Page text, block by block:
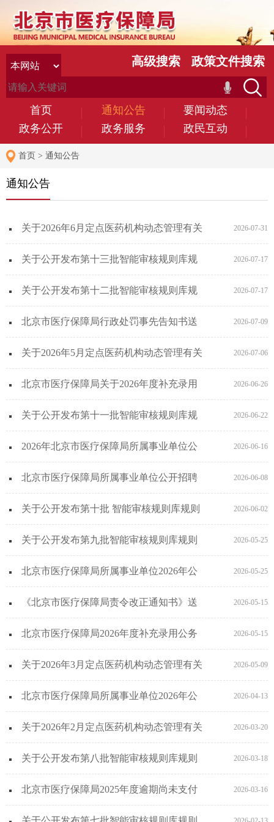
首页 通知公告
要闻动态
政务公开
政务服务 政民互动
高级搜索 政策文件搜索
首页 > 通知公告
通知公告
关于2026年6月定点医药机构动态管理有关
事项的通知
2026-07-31
关于公开发布第十三批智能审核规则库规
则和知识点的通知
2026-07-17
关于公开发布第十二批智能审核规则库规
则和知识点的通知
2026-07-17
北京市医疗保障局行政处罚事先告知书送
达公告
2026-07-09
关于2026年5月定点医药机构动态管理有关
事项的通知
2026-07-06
北京市医疗保障局关于2026年度补充录用
公务员拟录用人员公示公告
2026-06-26
关于公开发布第十一批智能审核规则库规
则和知识点的通知
2026-06-22
2026年北京市医疗保障局所属事业单位公
开招聘面试及综合成绩公告
2026-06-16
北京市医疗保障局所属事业单位公开招聘
面试公告
2026-06-08
关于公开发布第十批 智能审核规则库规则
和知识点的通知
2026-06-02
关于公开发布第九批智能审核规则库规则
和知识点的通知
2026-05-25
北京市医疗保障局所属事业单位2026年公
开招聘笔试公告
2026-05-25
《北京市医疗保障局责令改正通知书》送
达公告（斌奎物流科技（北京）有限公
司）
2026-05-15
北京市医疗保障局2026年度补充录用公务
员面试公告
2026-05-15
关于2026年3月定点医药机构动态管理有关
事项的通知
2026-05-09
北京市医疗保障局所属事业单位2026年公
开招聘笔试公告
2026-04-13
关于2026年2月定点医药机构动态管理有关
事项的通知
2026-03-20
关于公开发布第八批智能审核规则库规则
和知识点的通知
2026-03-18
北京市医疗保障局2025年度逾期尚未支付 2026-03-16